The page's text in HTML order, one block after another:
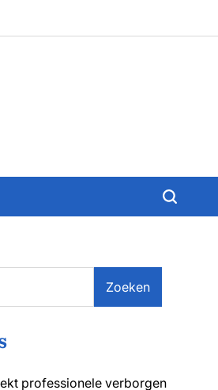
Zoeken
professionele verborgen